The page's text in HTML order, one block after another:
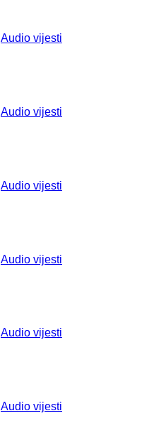
Audio vijesti
Audio vijesti
Audio vijesti
Audio vijesti
Audio vijesti
Audio vijesti